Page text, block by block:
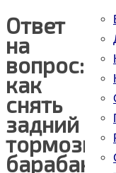
Ответ
на
вопрос:
как
снять
задний
барабан